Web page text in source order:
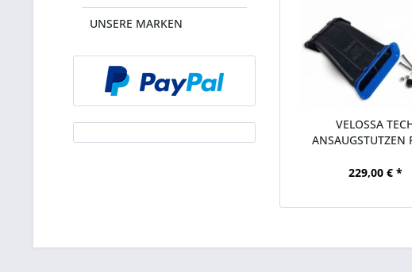
UNSERE MARKEN
VELOSSA
ANSAUGSTUTZEN
229,00 € *